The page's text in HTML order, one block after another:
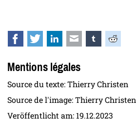
Facebook
TwitterLinkedInE-mail tumblrReddit
Mentions légales
Source du texte: Thierry Christen
Source de l'image: Thierry Christen
Veröffentlicht am: 19.12.2023